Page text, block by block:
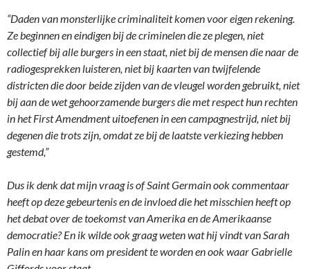
“Daden van monsterlijke criminaliteit komen voor eigen rekening.
Ze beginnen en eindigen bij de criminelen die ze plegen, niet
collectief bij alle burgers in een staat, niet bij de mensen die naar de
radiogesprekken luisteren, niet bij kaarten van twijfelende
districten die door beide zijden van de vleugel worden gebruikt, niet
bij aan de wet gehoorzamende burgers die met respect hun rechten
in het First Amendment uitoefenen in een campagnestrijd, niet bij
degenen die trots zijn, omdat ze bij de laatste verkiezing hebben
gestemd,”
Dus ik denk dat mijn vraag is of Saint Germain ook commentaar
heeft op deze gebeurtenis en de invloed die het misschien heeft op
het debat over de toekomst van Amerika en de Amerikaanse
democratie? En ik wilde ook graag weten wat hij vindt van Sarah
Palin en haar kans om president te worden en ook waar Gabrielle